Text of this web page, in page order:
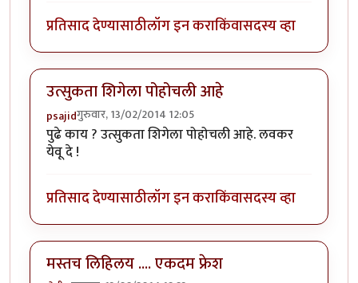
प्रतिसाद देण्यासाठीलॉग इन कराकिंवासदस्य व्हा
उत्सुकता शिगेला पोहोचली आहे
psajidगुरुवार, 13/02/2014 12:05
पुढे काय ? उत्सुकता शिगेला पोहोचली आहे. लवकर
येवू दे !
प्रतिसाद देण्यासाठीलॉग इन कराकिंवासदस्य व्हा
मस्तच लिहिलय .... एकदम फ्रेश